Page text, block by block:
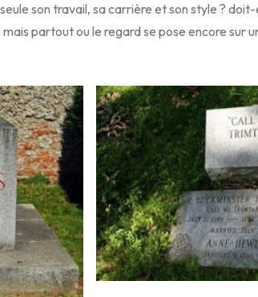
son travail, sa carrière et son style ?
partout ou le regard se pose encore sur